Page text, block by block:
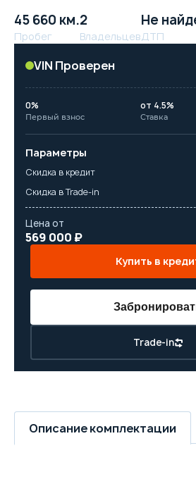
45 660 км.
Пробег
2
Владельцев
Не
ДТП
VIN Проверен
0%
Первый взнос
от 4.5%
Ставка
Параметры
Скидка в кредит
Скидка в Trade-in
Цена от
569 000 ₽
Купить в
Trade-in
Описание комплектации